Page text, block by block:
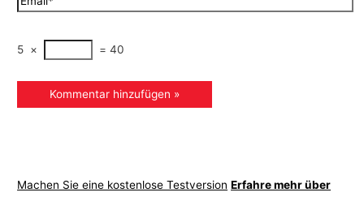
5 × = 40
Machen Sie eine kostenlose Testversion Erfahre mehr über